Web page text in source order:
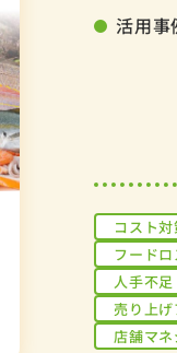
活用事
コスト対
フードロ
人手不足
売り上
店舗マ